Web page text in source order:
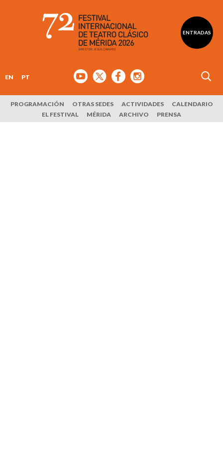
ENTRADAS
EN PT
PROGRAMACIÓN OTRAS SEDES ACTIVIDADES
CALENDARIO
EL FESTIVAL
MÉRIDA ARCHIVO PRENSA